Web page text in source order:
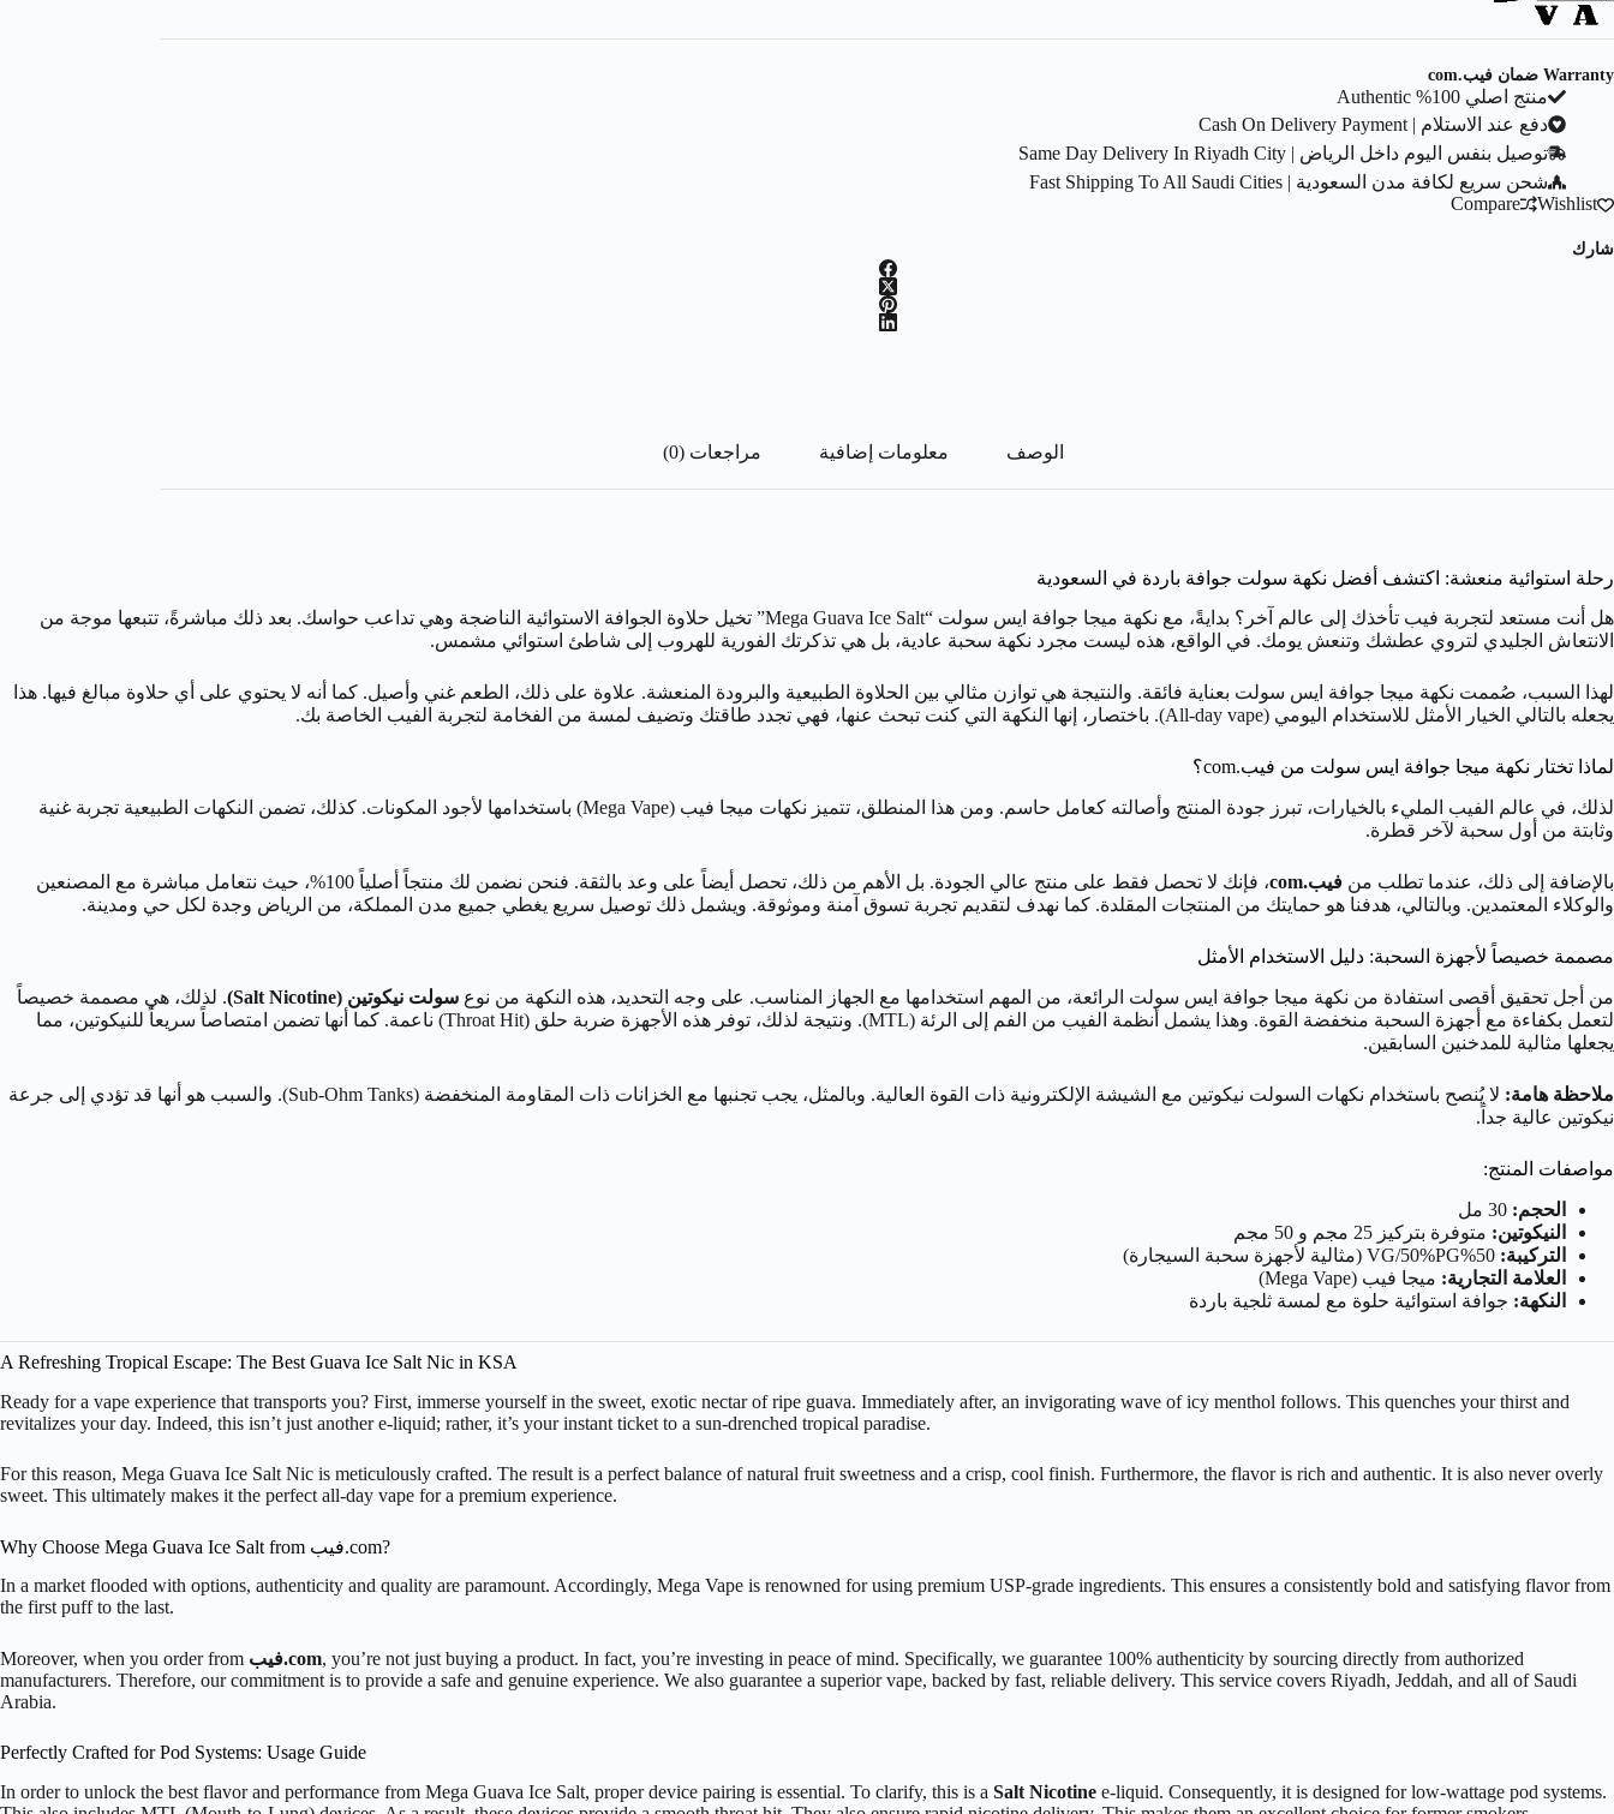
Warranty ضمان فيب.com
منتج اصلي 100% Authentic
دفع عند الاستلام | Cash On Delivery Payment
توصيل بنفس اليوم داخل الرياض | Same Day Delivery In Riyadh City
شحن سريع لكافة مدن السعودية | Fast Shipping To All Saudi Cities
Wishlist
Compare
شارك
الوصف معلومات إضافية مراجعات (0)
رحلة استوائية منعشة: اكتشف أفضل نكهة سولت جوافة باردة في السعودية
هل أنت مستعد لتجربة فيب تأخذك إلى عالم آخر؟ بدايةً، مع نكهة ميجا جوافة ايس سولت “Mega Guava Ice Salt” تخيل حلاوة الجوافة الاستوائية الناضجة وهي تداعب حواسك. بعد ذلك مباشرةً، تتبعها موجة من
الانتعاش الجليدي لتروي عطشك وتنعش يومك. في الواقع، هذه ليست مجرد نكهة سحبة عادية، بل هي تذكرتك الفورية للهروب إلى شاطئ استوائي مشمس.
لهذا السبب، صُممت نكهة ميجا جوافة ايس سولت بعناية فائقة. والنتيجة هي توازن مثالي بين الحلاوة الطبيعية والبرودة المنعشة. علاوة على ذلك، الطعم غني وأصيل. كما أنه لا يحتوي على أي حلاوة مبالغ فيها. هذا
يجعله بالتالي الخيار الأمثل للاستخدام اليومي (All-day vape). باختصار، إنها النكهة التي كنت تبحث عنها، فهي تجدد طاقتك وتضيف لمسة من الفخامة لتجربة الفيب الخاصة بك.
لماذا تختار نكهة ميجا جوافة ايس سولت من فيب.com؟
لذلك، في عالم الفيب المليء بالخيارات، تبرز جودة المنتج وأصالته كعامل حاسم. ومن هذا المنطلق، تتميز نكهات ميجا فيب (Mega Vape) باستخدامها لأجود المكونات. كذلك، تضمن النكهات الطبيعية تجربة غنية
وثابتة من أول سحبة لآخر قطرة.
بالإضافة إلى ذلك، عندما تطلب من فيب.com
، فإنك لا تحصل فقط على منتج عالي الجودة. بل الأهم من ذلك، تحصل أيضاً على وعد بالثقة. فنحن نضمن لك منتجاً أصلياً 100%، حيث نتعامل مباشرة مع المصنعين
والوكلاء المعتمدين. وبالتالي، هدفنا هو حمايتك من المنتجات المقلدة. كما نهدف لتقديم تجربة تسوق آمنة وموثوقة. ويشمل ذلك توصيل سريع يغطي جميع مدن المملكة، من الرياض وجدة لكل حي ومدينة.
مصممة خصيصاً لأجهزة السحبة: دليل الاستخدام الأمثل
من أجل تحقيق أقصى استفادة من نكهة ميجا جوافة ايس سولت الرائعة، من المهم استخدامها مع الجهاز المناسب. على وجه التحديد، هذه النكهة من نوع سولت نيكوتين (Salt Nicotine)
. لذلك، هي مصممة خصيصاً
لتعمل بكفاءة مع أجهزة السحبة منخفضة القوة. وهذا يشمل أنظمة الفيب من الفم إلى الرئة (MTL). ونتيجة لذلك، توفر هذه الأجهزة ضربة حلق (Throat Hit) ناعمة. كما أنها تضمن امتصاصاً سريعاً للنيكوتين، مما
يجعلها مثالية للمدخنين السابقين.
ملاحظة هامة:
لا يُنصح باستخدام نكهات السولت نيكوتين مع الشيشة الإلكترونية ذات القوة العالية. وبالمثل، يجب تجنبها مع الخزانات ذات المقاومة المنخفضة (Sub-Ohm Tanks). والسبب هو أنها قد تؤدي إلى جرعة
نيكوتين عالية جداً.
مواصفات المنتج:
الحجم:
النيكوتين: متوفرة بتركيز 25 مجم و 50 مجم
التركيبة: 50%
VG/50%PG
(مثالية لأجهزة سحبة السيجارة)
العلامة التجارية: ميجا فيب (Mega Vape)
النكهة: جوافة استوائية حلوة مع لمسة ثلجية باردة
A Refreshing Tropical Escape: The Best Guava Ice Salt Nic in KSA
Ready for a vape experience that transports you? First, immerse yourself in the sweet, exotic nectar of ripe guava. Immediately after, an invigorating wave of icy menthol follows. This quenches your thirst and
revitalizes your day. Indeed, this isn’t just another e-liquid; rather, it’s your instant ticket to a sun-drenched tropical paradise.
For this reason, Mega Guava Ice Salt Nic is meticulously crafted. The result is a perfect balance of natural fruit sweetness and a crisp, cool finish. Furthermore, the flavor is rich and authentic. It is also never overly
sweet. This ultimately makes it the perfect all-day vape for a premium experience.
Why Choose Mega Guava Ice Salt from فيب.com?
In a market flooded with options, authenticity and quality are paramount. Accordingly, Mega Vape is renowned for using premium USP-grade ingredients. This ensures a consistently bold and satisfying flavor from
the first puff to the last.
Moreover, when you order from فيب.com, you’re not just buying a product. In fact, you’re investing in peace of mind. Specifically, we guarantee 100% authenticity by sourcing directly from authorized
manufacturers. Therefore, our commitment is to provide a safe and genuine experience. We also guarantee a superior vape, backed by fast, reliable delivery. This service covers Riyadh, Jeddah, and all of Saudi
Arabia.
Perfectly Crafted for Pod Systems: Usage Guide
In order to unlock the best flavor and performance from Mega Guava Ice Salt, proper device pairing is essential. To clarify, this is a Salt Nicotine e-liquid. Consequently, it is designed for low-wattage pod systems.